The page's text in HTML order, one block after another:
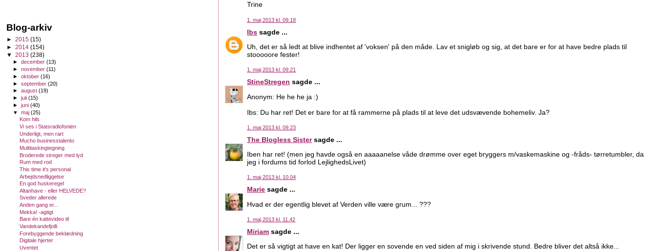
Trine
1. maj 2013 kl. 09.18
Ibs sagde ...
Uh, det er så ledt at blive indhentet af 'voksen' på den måde. Lav et snigløb og sig, at det bare er for at have bedre plads til
stooooore fester!
1. maj 2013 kl. 09.21
StineStregen sagde ...
Anonym: He he he ja :)
Ibs: Du har ret! Det er bare for at få rammerne på plads til at leve det udsvævende bohemeliv. Ja?
1. maj 2013 kl. 09.23
The Blogless Sistersagde ...
Iben har ret! (men jeg havde også en aaaaanelse våde drømme over eget bryggers m/vaskemaskine og -fråds- tørretumbler, da
jeg i fordums tid forlod LejlighedsLivet)
1. maj 2013 kl. 10.04
Marie sagde ...
Hvad er der egentlig blevet af Verden ville være grum... ???
1. maj 2013 kl. 11.42
Miriam sagde ...
Det er så vigtigt at have en kat! Der ligger en sovende en ved siden af mig i skrivende stund. Bedre bliver det altså ikke...
Blog-arkiv
► 2015 (15)
► 2014 (154)
▼ 2013 (238)
►december(13)
►november(11)
►oktober(16)
►september(20)
►august(19)
►juli(15)
►juni(40)
▼maj(25)
Kom hils
Vi ses i Statsradiofonien
Underligt, men rart
Mucho businesstalento
Multitaskingtegning
Broderede streger med lyd
Rum med rod
This time it's personal
Arbejdsnedliggelse
En god huskeregel
Altanhave - eller HELVEDE?
Sveder allerede
Anden gang er...
Mekka! -agtigt
Bare én kattevideo til
Vandekandefjolli
Forebyggende beklædning
Digitale hjerter
Uventet